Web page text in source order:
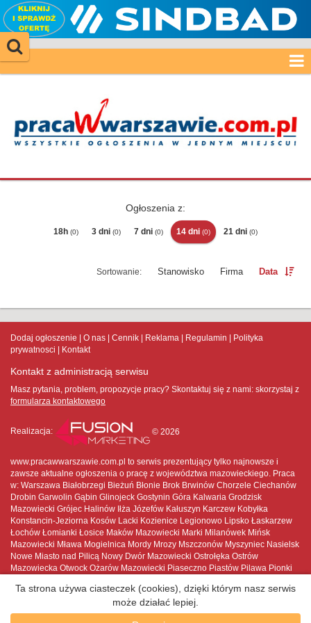
Ogłoszenia z:
18h (0) 3 dni (0) 7 dni (0) 14 dni (0) 21 dni (0)
Stanowisko Firma Data
Dodaj ogłoszenie O nas Cennik Reklama Regulamin
Polityka
prywatnosci
Kontakt
Kontakt z administracją serwisu
Masz pytania, problem, propozycje pracy? Skontaktuj się z nami: skorzystaj z
formularza kontaktowego
Realizacja: © 2026
www.pracawwarszawie.com.pl to serwis prezentujący tylko najnowsze i
zawsze aktualne ogłoszenia o pracę z województwa mazowieckiego. Praca
w: Warszawa Białobrzegi Bieżuń Błonie Brok Brwinów Chorzele Ciechanów
Drobin Garwolin Gąbin Glinojeck Gostynin Góra Kalwaria Grodzisk
Mazowiecki Grójec Halinów Iłża Józefów Kałuszyn Karczew Kobyłka
Konstancin-Jeziorna Kosów Lacki Kozienice Legionowo Lipsko Łaskarzew
Łochów Łomianki Łosice Maków Mazowiecki Marki Milanówek Mińsk
Mazowiecki Mława Mogielnica Mordy Mrozy Mszczonów Myszyniec Nasielsk
Nowe Miasto nad Pilicą Nowy Dwór Mazowiecki Ostrołęka Ostrów
Mazowiecka Otwock Ożarów Mazowiecki Piaseczno Piastów Pilawa Pionki
Raciąż Radom Radzymin Różan Serock Siedlce Sierpc Skaryszew
Sochaczew Sokołów Podlaski Sulejówek Szydłowiec Tarczyn Tłuszcz Warka
Warszawa Węgrów Wołomin Wyszków Wyszogród Wyśmierzyce Zakroczym
Ta strona używa ciasteczek (cookies), dzięki którym nasz serwis
może działać lepiej.